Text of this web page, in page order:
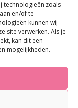
technologieën zoals
en/of te
kunnen wij
site verwerken. Als je
kan dit een
mogelijkheden.
van Mamagisch.
geen beding
er gebruik
zal dit